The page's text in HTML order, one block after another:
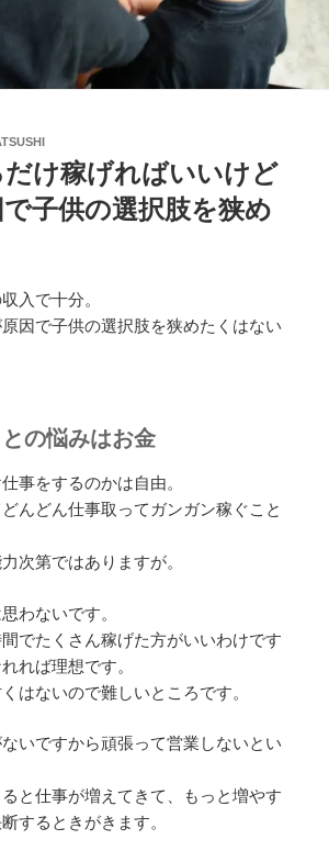
け稼げればいいけど
子供の選択肢を狭め
入で十分。
因で子供の選択肢を狭めたくはない
の悩みはお金
事をするのかは自由。
んどん仕事取ってガンガン稼ぐこと
次第ではありますが。
わないです。
でたくさん稼げた方がいいわけです
れば理想です。
はないので難しいところです。
いですから頑張って営業しないとい
と仕事が増えてきて、もっと増やす
するときがきます。